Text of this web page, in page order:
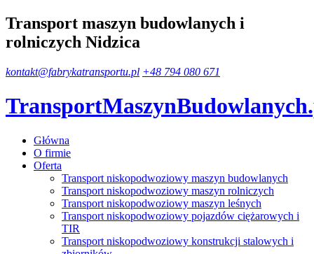
Transport maszyn budowlanych i
rolniczych Nidzica
kontakt@fabrykatransportu.pl +48 794 080 671
TransportMaszynBudowlanych
Główna
O firmie
Oferta
Transport niskopodwoziowy maszyn budowlanych
Transport niskopodwoziowy maszyn rolniczych
Transport niskopodwoziowy maszyn leśnych
Transport niskopodwoziowy pojazdów ciężarowych i
TIR
Transport niskopodwoziowy konstrukcji stalowych i